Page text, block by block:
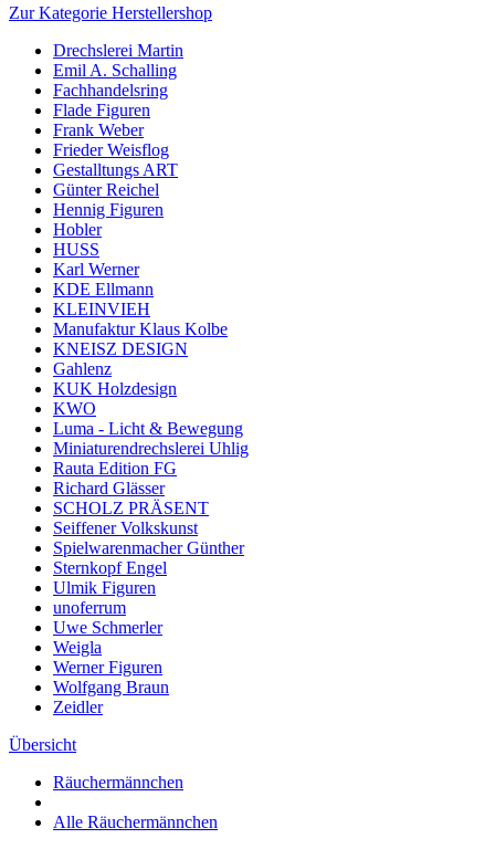
Zur Kategorie Herstellershop
Drechslerei Martin
Emil A. Schalling
Fachhandelsring
Flade Figuren
Frank Weber
Frieder Weisflog
Gestalltungs ART
Günter Reichel
Hennig Figuren
Hobler
HUSS
Karl Werner
KDE Ellmann
KLEINVIEH
Manufaktur Klaus Kolbe
KNEISZ DESIGN
Gahlenz
KUK Holzdesign
KWO
Luma - Licht & Bewegung
Miniaturendrechslerei Uhlig
Rauta Edition FG
Richard Glässer
SCHOLZ PRÄSENT
Seiffener Volkskunst
Spielwarenmacher Günther
Sternkopf Engel
Ulmik Figuren
unoferrum
Uwe Schmerler
Weigla
Werner Figuren
Wolfgang Braun
Zeidler
Übersicht
Räuchermännchen
Alle Räuchermännchen